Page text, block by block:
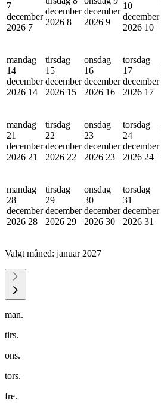
7
december
2026 7
december
2026 8
december
2026 9
10
december
2026 10
mandag
14
december
2026 14
tirsdag
15
december
2026 15
onsdag
16
december
2026 16
torsdag
17
december
2026 17
mandag
21
december
2026 21
tirsdag
22
december
2026 22
onsdag
23
december
2026 23
torsdag
24
december
2026 24
mandag
28
december
2026 28
tirsdag
29
december
2026 29
onsdag
30
december
2026 30
torsdag
31
december
2026 31
Valgt måned: januar 2027
man.
tirs.
ons.
tors.
fre.